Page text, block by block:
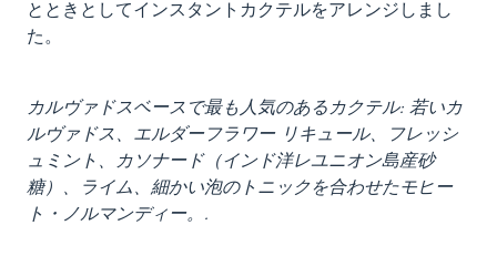
とときとしてインスタントカクテルをアレンジしまし
た。
カルヴァドスベースで最も人気のあるカクテル: 若いカ
ルヴァドス、エルダーフラワー リキュール、フレッシ
ュミント、カソナード（インド洋レユニオン島産砂
糖）、ライム、細かい泡のトニックを合わせたモヒー
ト・ノルマンディー。 .